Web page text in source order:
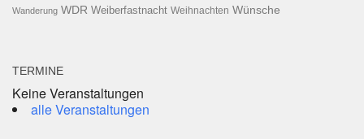
Wanderung WDR Weiberfastnacht Weihnachten Wünsche
TERMINE
Keine Veranstaltungen
alle Veranstaltungen